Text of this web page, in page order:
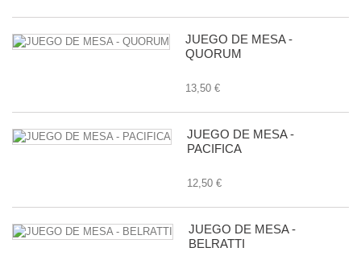
JUEGO DE MESA -
QUORUM
13,50 €
JUEGO DE MESA -
PACIFICA
12,50 €
JUEGO DE MESA -
BELRATTI